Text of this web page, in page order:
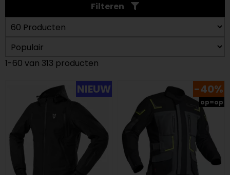
Filteren
1-60 van 313 producten
NIEUW -40%
op=op